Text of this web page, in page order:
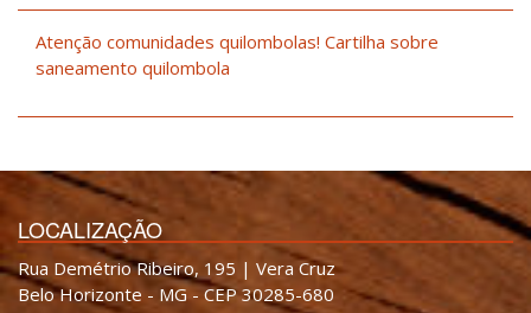
Atenção comunidades quilombolas! Cartilha sobre
saneamento quilombola
LOCALIZAÇÃO
Rua Demétrio Ribeiro, 195 | Vera Cruz
Belo Horizonte - MG - CEP 30285-680